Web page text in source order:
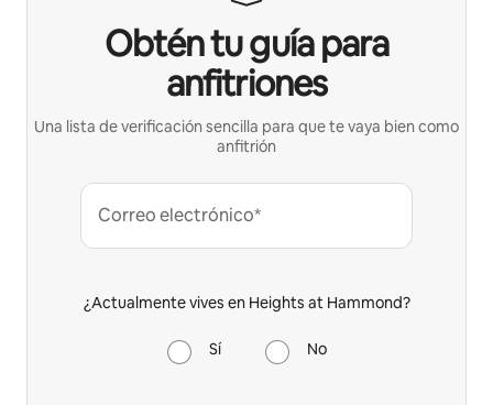
Obtén tu guía para
anfitriones
Una lista de verificación sencilla para que te vaya bien como
anfitrión
Correo electrónico*
¿Actualmente vives en Heights at Hammond?
Sí No